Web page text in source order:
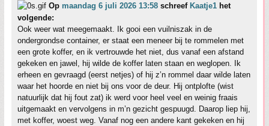
Op maandag 6 juli 2026 13:58 schreef Kaatje1 het
volgende:
Ook weer wat meegemaakt. Ik gooi een vuilniszak in de
ondergrondse container, er staat een meneer bij te rommelen met
een grote koffer, en ik vertrouwde het niet, dus vanaf een afstand
gekeken en jawel, hij wilde de koffer laten staan en weglopen. Ik
erheen en gevraagd (eerst netjes) of hij z’n rommel daar wilde laten
waar het hoorde en niet bij ons voor de deur. Hij ontplofte (wist
natuurlijk dat hij fout zat) ik werd voor heel veel en weinig fraais
uitgemaakt en vervolgens in m’n gezicht gespuugd. Daarop liep hij,
met koffer, woest weg. Vanaf nog een andere kant gekeken en hij